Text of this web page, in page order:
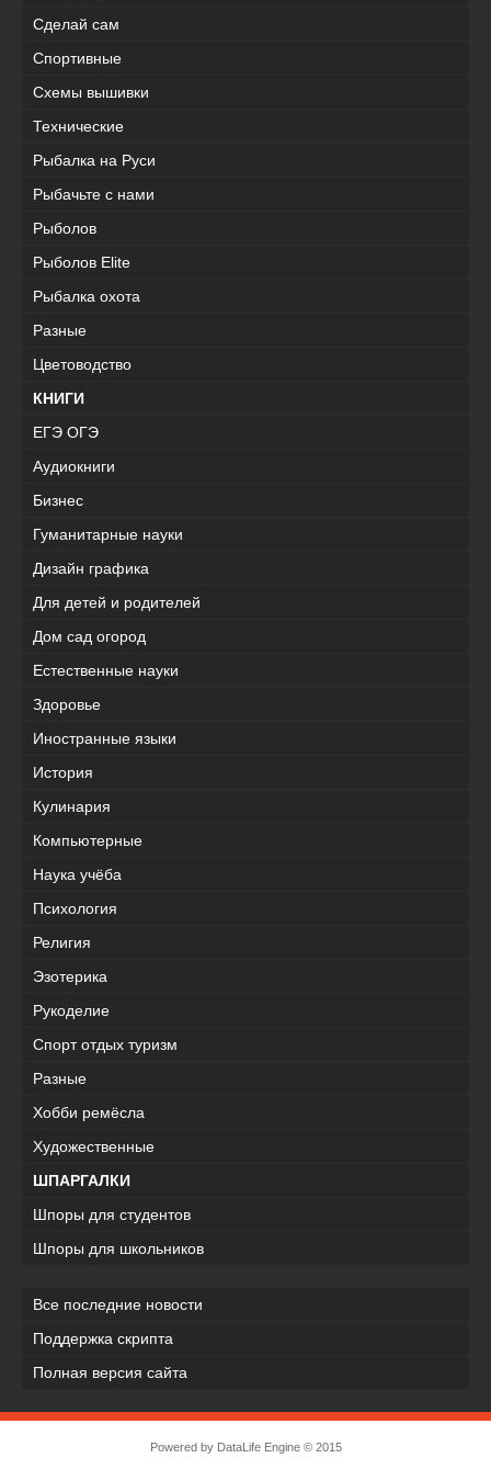
Сделай сам
Спортивные
Схемы вышивки
Технические
Рыбалка на Руси
Рыбачьте с нами
Рыболов
Рыболов Elite
Рыбалка охота
Разные
Цветоводство
КНИГИ
ЕГЭ ОГЭ
Аудиокниги
Бизнес
Гуманитарные науки
Дизайн графика
Для детей и родителей
Дом сад огород
Естественные науки
Здоровье
Иностранные языки
История
Кулинария
Компьютерные
Наука учёба
Психология
Религия
Эзотерика
Рукоделие
Спорт отдых туризм
Разные
Хобби ремёсла
Художественные
ШПАРГАЛКИ
Шпоры для студентов
Шпоры для школьников
Все последние новости
Поддержка скрипта
Полная версия сайта
Powered by DataLife Engine© 2015